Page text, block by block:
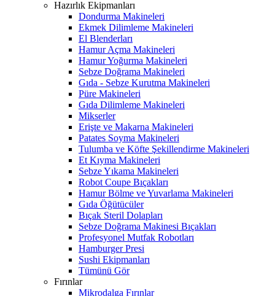
Hazırlık Ekipmanları
Dondurma Makineleri
Ekmek Dilimleme Makineleri
El Blenderları
Hamur Açma Makineleri
Hamur Yoğurma Makineleri
Sebze Doğrama Makineleri
Gıda - Sebze Kurutma Makineleri
Püre Makineleri
Gıda Dilimleme Makineleri
Mikserler
Erişte ve Makarna Makineleri
Patates Soyma Makineleri
Tulumba ve Köfte Şekillendirme Makineleri
Et Kıyma Makineleri
Sebze Yıkama Makineleri
Robot Coupe Bıçakları
Hamur Bölme ve Yuvarlama Makineleri
Gıda Öğütücüler
Bıçak Steril Dolapları
Sebze Doğrama Makinesi Bıçakları
Profesyonel Mutfak Robotları
Hamburger Presi
Sushi Ekipmanları
Tümünü Gör
Fırınlar
Mikrodalga Fırınlar